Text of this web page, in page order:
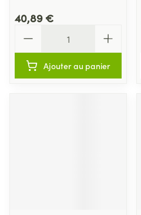
40,89 €
Ajouter au panier